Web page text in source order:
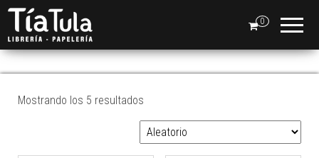
0
MICAS
Mostrando los 5 resultados